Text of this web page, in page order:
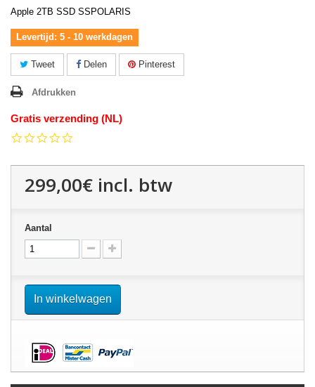
Apple 2TB SSD SSPOLARIS
Levertijd: 5 - 10 werkdagen
Tweet Delen Pinterest
Afdrukken
Gratis verzending (NL)
299,00€ incl. btw
Aantal
In winkelwagen